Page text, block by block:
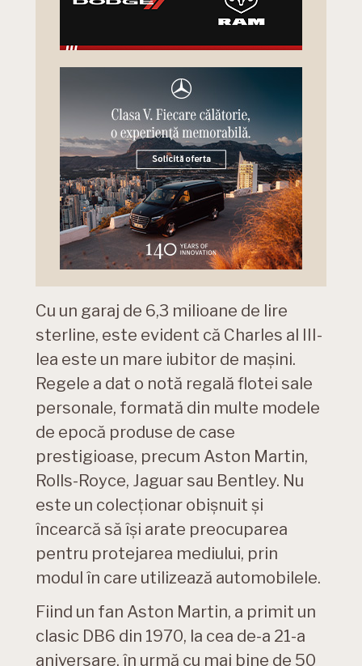
Cu un garaj de 6,3 milioane de lire
sterline, este evident că Charles al III-
lea este un mare iubitor de mașini.
Regele a dat o notă regală flotei sale
personale, formată din multe modele
de epocă produse de case
prestigioase, precum Aston Martin,
Rolls-Royce, Jaguar sau Bentley. Nu
este un colecționar obișnuit și
încearcă să își arate preocuparea
pentru protejarea mediului, prin
modul în care utilizează automobilele.
Fiind un fan Aston Martin, a primit un
clasic DB6 din 1970, la cea de-a 21-a
aniversare, în urmă cu mai bine de 50